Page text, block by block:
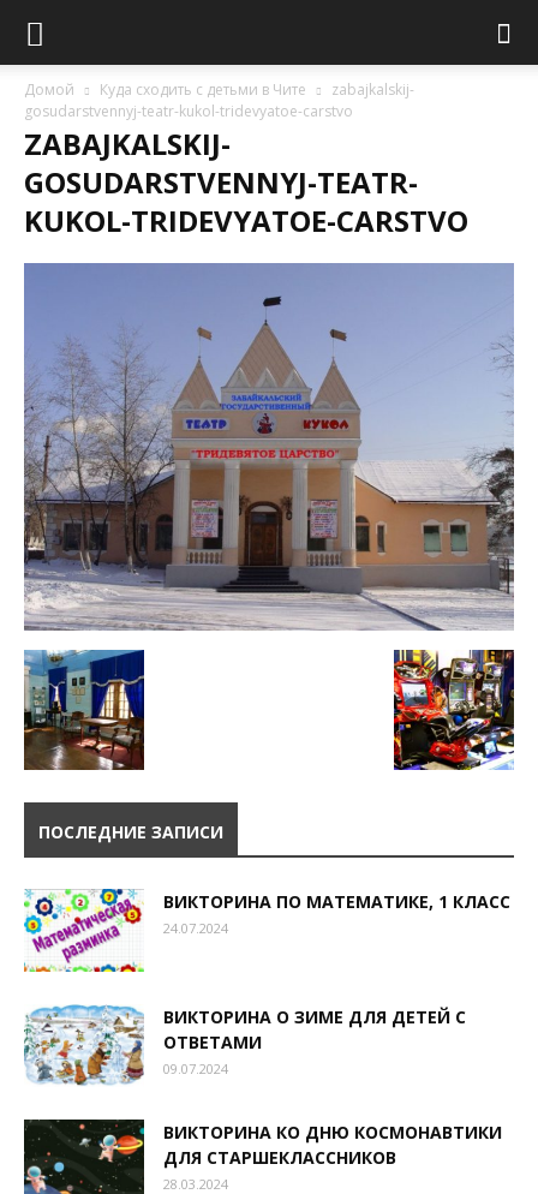
Домой Куда сходить с детьми в Чите
zabajkalskij-
gosudarstvennyj-teatr-kukol-tridevyatoe-carstvo
ZABAJKALSKIJ-
GOSUDARSTVENNYJ-TEATR-
KUKOL-TRIDEVYATOE-CARSTVO
ПОСЛЕДНИЕ ЗАПИСИ
ВИКТОРИНА ПО МАТЕМАТИКЕ, 1 КЛАСС
24.07.2024
ВИКТОРИНА О ЗИМЕ ДЛЯ ДЕТЕЙ С
ОТВЕТАМИ
09.07.2024
ВИКТОРИНА КО ДНЮ КОСМОНАВТИКИ
ДЛЯ СТАРШЕКЛАССНИКОВ
28.03.2024